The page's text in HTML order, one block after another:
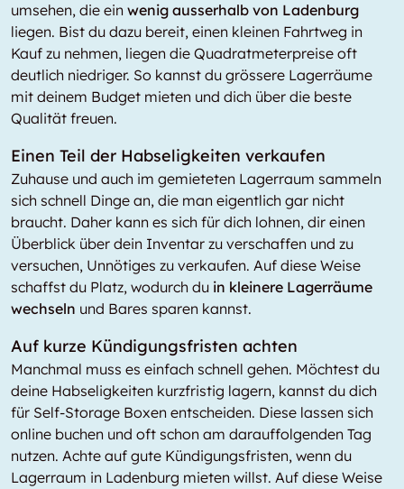
umsehen, die ein wenig ausserhalb von Ladenburg
liegen. Bist du dazu bereit, einen kleinen Fahrtweg in
Kauf zu nehmen, liegen die Quadratmeterpreise oft
deutlich niedriger. So kannst du grössere Lagerräume
mit deinem Budget mieten und dich über die beste
Qualität freuen.
Einen Teil der Habseligkeiten verkaufen
Zuhause und auch im gemieteten Lagerraum sammeln
sich schnell Dinge an, die man eigentlich gar nicht
braucht. Daher kann es sich für dich lohnen, dir einen
Überblick über dein Inventar zu verschaffen und zu
versuchen, Unnötiges zu verkaufen. Auf diese Weise
schaffst du Platz, wodurch du in kleinere Lagerräume
wechseln und Bares sparen kannst.
Auf kurze Kündigungsfristen achten
Manchmal muss es einfach schnell gehen. Möchtest du
deine Habseligkeiten kurzfristig lagern, kannst du dich
für Self-Storage Boxen entscheiden. Diese lassen sich
online buchen und oft schon am darauffolgenden Tag
nutzen. Achte auf gute Kündigungsfristen, wenn du
Lagerraum in Ladenburg mieten willst. Auf diese Weise